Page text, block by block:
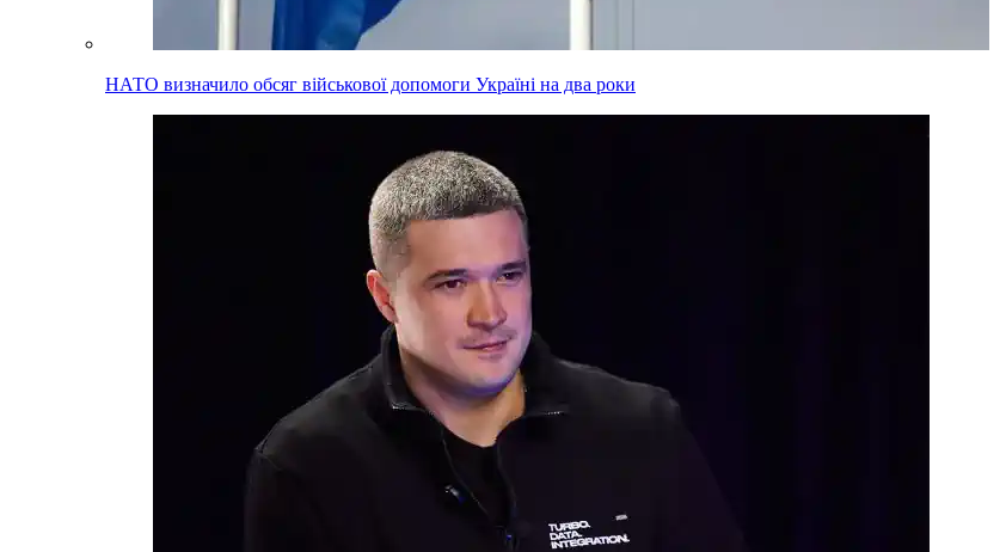
НАТО визначило обсяг військової допомоги Україні на два роки